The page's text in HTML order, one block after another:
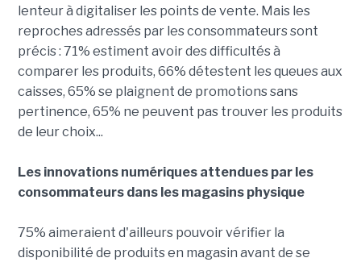
lenteur à digitaliser les points de vente. Mais les
reproches adressés par les consommateurs sont
précis : 71% estiment avoir des difficultés à
comparer les produits, 66% détestent les queues aux
caisses, 65% se plaignent de promotions sans
pertinence, 65% ne peuvent pas trouver les produits
de leur choix...
Les innovations numériques attendues par les
consommateurs dans les magasins physique
75% aimeraient d'ailleurs pouvoir vérifier la
disponibilité de produits en magasin avant de se